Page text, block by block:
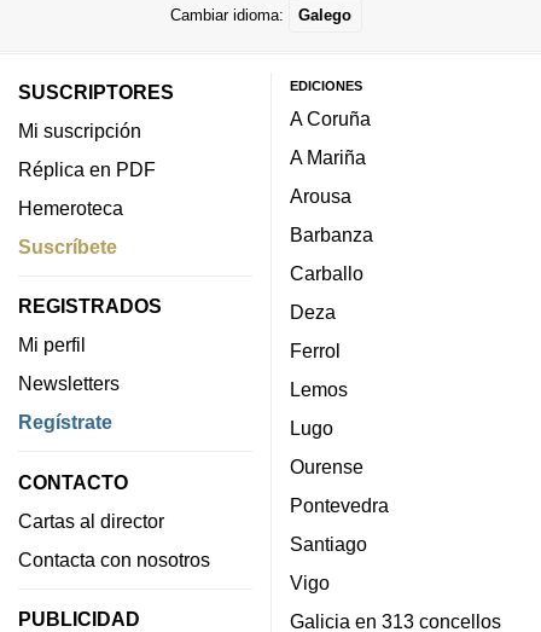
Cambiar idioma: Galego
SUSCRIPTORES
Mi suscripción
Réplica en PDF
Hemeroteca
Suscríbete
REGISTRADOS
Mi perfil
Newsletters
Regístrate
CONTACTO
Cartas al director
Contacta con nosotros
PUBLICIDAD
EDICIONES
A Coruña
A Mariña
Arousa
Barbanza
Carballo
Deza
Ferrol
Lemos
Lugo
Ourense
Pontevedra
Santiago
Vigo
Galicia en 313 concellos